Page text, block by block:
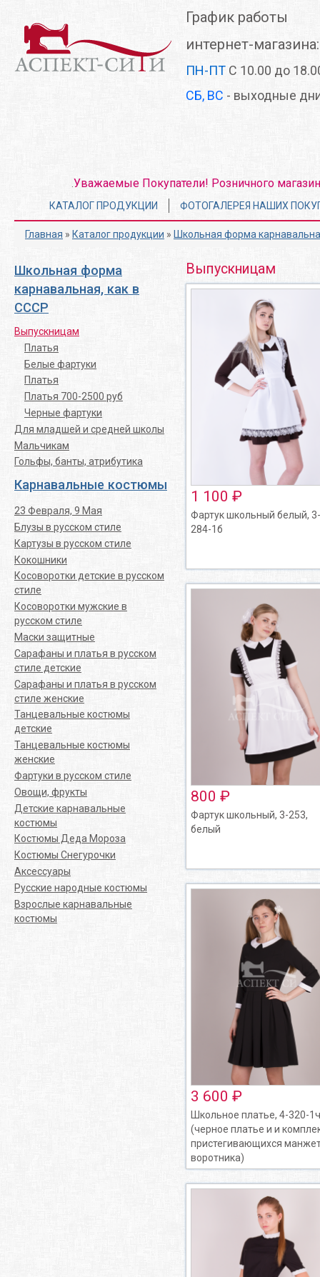
основному
содержанию
График работы
интернет-магазина:
ПН-ПТ С 10.00 до
СБ, ВС - выходные
Уважаемые Покупатели! Розничного
Главное
меню
КАТАЛОГ ПРОДУКЦИИ ФОТОГАЛЕРЕЯ НАШИХ
Главная » Каталог продукции » Школьная форма
Школьная форма
карнавальная, как в
СССР
Выпускницам
Платья
Белые фартуки
Платья
Платья 700-2500 руб
Черные фартуки
Для младшей и средней школы
Мальчикам
Гольфы, банты, атрибутика
Карнавальные костюмы
23 Февраля, 9 Мая
Блузы в русском стиле
Картузы в русском стиле
Кокошники
Косоворотки детские в русском
стиле
Косоворотки мужские в
русском стиле
Маски защитные
Сарафаны и платья в русском
стиле детские
Сарафаны и платья в русском
стиле женские
Танцевальные костюмы
детские
Танцевальные костюмы
женские
Фартуки в русском стиле
Овощи, фрукты
Детские карнавальные
костюмы
Костюмы Деда Мороза
Костюмы Снегурочки
Аксессуары
Русские народные костюмы
Взрослые карнавальные
костюмы
Выпускницам
1 100 ₽
Фартук школьный белый, 3-
284-1б
800 ₽
Фартук школьный, 3-253,
белый
3 600 ₽
Школьное платье, 4-320-
(черное платье и и
пристегивающихся
воротника)